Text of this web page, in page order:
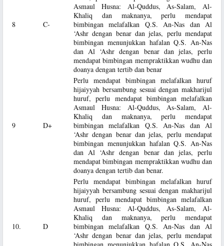
8 C-
Asmaul Husna: Al-Quddus, As-Salam, Al-
Khaliq dan maknanya, perlu mendapat
bimbingan melafalkan Q.S. An-Nas dan Al
‘Ashr dengan benar dan jelas, perlu mendapat
bimbingan menunjukkan hafalan Q.S. An-Nas
dan Al ‘Ashr dengan benar dan jelas, perlu
mendapat bimbingan mempraktikkan wudhu dan
doanya dengan tertib dan benar
9 D+
Perlu mendapat bimbingan melafalkan huruf
hijaiyyah bersambung sesuai dengan makharijul
huruf, perlu mendapat bimbingan melafalkan
Asmaul Husna: Al-Quddus, As-Salam, Al-
Khaliq dan maknanya, perlu mendapat
bimbingan melafalkan Q.S. An-Nas dan Al
‘Ashr dengan benar dan jelas, perlu mendapat
bimbingan menunjukkan hafalan Q.S. An-Nas
dan Al ‘Ashr dengan benar dan jelas, perlu
mendapat bimbingan mempraktikkan wudhu dan
doanya dengan tertib dan benar.
10. D
Perlu mendapat bimbingan melafalkan huruf
hijaiyyah bersambung sesuai dengan makharijul
huruf, perlu mendapat bimbingan melafalkan
Asmaul Husna: Al-Quddus, As-Salam, Al-
Khaliq dan maknanya, perlu mendapat
bimbingan melafalkan Q.S. An-Nas dan Al
‘Ashr dengan benar dan jelas, perlu mendapat